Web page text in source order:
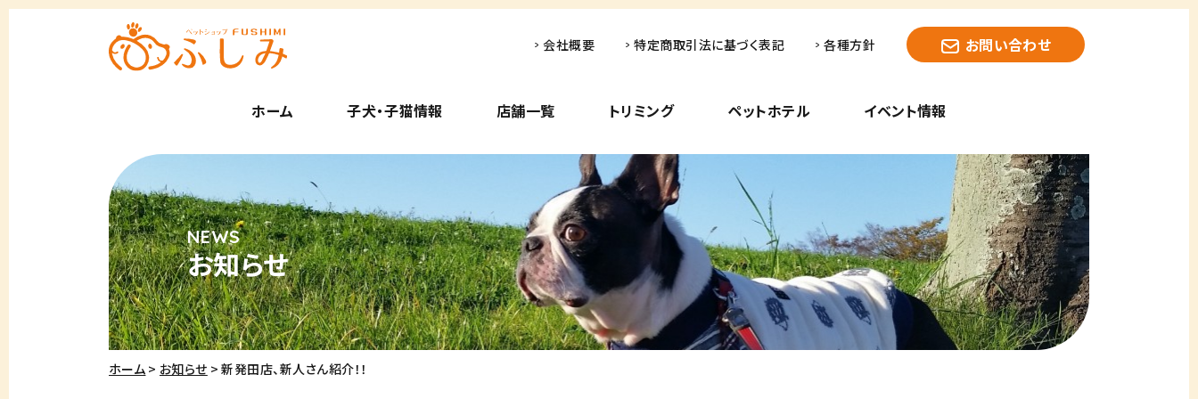
ホーム 子犬・子猫情報 店舗一覧 トリミング ペットホテル イベント情報
会社概要 特定商取引法に基づく表記 各種方針 お問い合わせ
お知らせ
ホーム お知らせ 新発田店、新人さん紹介！！